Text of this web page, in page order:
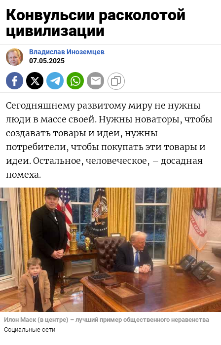
Конвульсии расколотой
цивилизации
Владислав Иноземцев
07.05.2025
Сегодняшнему развитому миру не нужны
люди в массе своей. Нужны новаторы, чтобы
создавать товары и идеи, нужны
потребители, чтобы покупать эти товары и
идеи. Остальное, человеческое, – досадная
помеха.
Илон Маск (в центре) – лучший пример общественного неравенства
Социальные сети